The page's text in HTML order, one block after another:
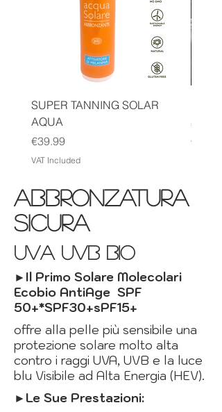
SUPER TANNING SOLAR
AQUA
Price
€39.99
VAT Included
Price
€39.99
VAT
abbronzatura
sicura
uva uvb bio
► Il Primo Solare Molecolari
Ecobio AntiAge SPF
50+*SPF30+sPF15+
offre alla pelle più sensibile una
protezione solare molto alta
contro i raggi UVA, UVB e la luce
blu Visibile ad Alta Energia (HEV).
►Le Sue Prestazioni: